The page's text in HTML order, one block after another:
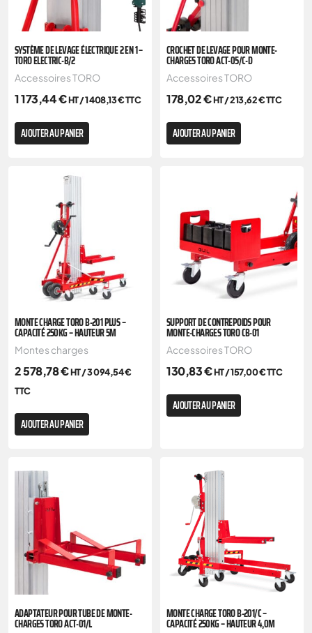
SYSTÈME DE LEVAGE ÉLECTRIQUE 2 EN 1 –
TORO ELECTRIC-B/2
Accessoires TORO
1 173,44€HT /1 408,13€TTC
AJOUTER AU PANIER
CROCHET DE LEVAGE POUR MONTE-
CHARGES TORO ACT-05/C-D
Accessoires TORO
178,02€HT /213,62€TTC
AJOUTER AU PANIER
MONTE CHARGE TORO B-201 PLUS –
CAPACITÉ 250KG – HAUTEUR 5M
Montes charges
2 578,78€HT /3 094,54€
TTC
AJOUTER AU PANIER
SUPPORT DE CONTREPOIDS POUR
MONTE-CHARGES TORO CB-01
Accessoires TORO
130,83€HT /157,00€TTC
AJOUTER AU PANIER
ADAPTATEUR POUR TUBE DE MONTE-
CHARGES TORO ACT-01/L
MONTE CHARGE TORO B-201/C –
CAPACITÉ 250KG – HAUTEUR 4,0M